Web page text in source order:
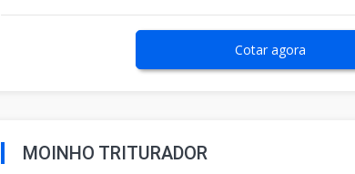
Cotar agora
MOINHO TRITURADOR